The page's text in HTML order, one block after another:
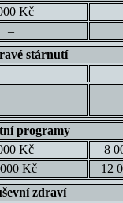
Kč
–
stárnutí
–
–
programy
Kč
8
Kč
12
zdraví